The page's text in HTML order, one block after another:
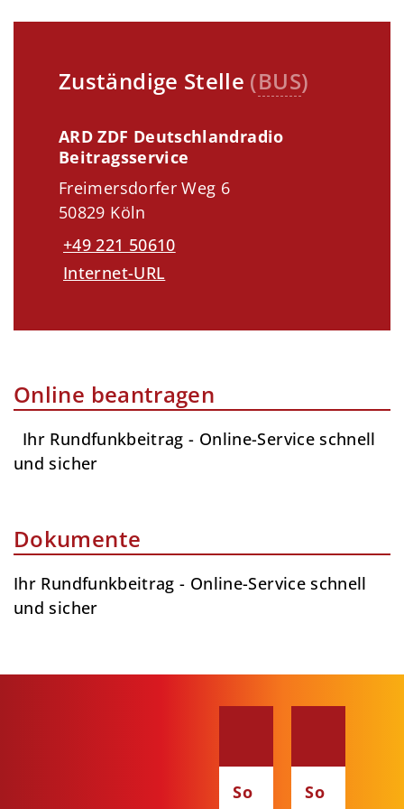
Zuständige Stelle (BUS)
ARD ZDF Deutschlandradio
Beitragsservice
Freimersdorfer Weg 6
50829 Köln
+49 221 50610
Internet-URL
Online beantragen
Ihr Rundfunk­beitrag - Online-Service schnell
und sicher
Dokumente
Ihr Rundfunk­beitrag - Online-Service schnell
und sicher
So
So